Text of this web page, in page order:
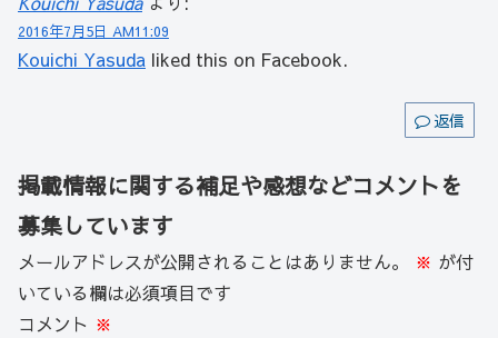
2016年7月5日 AM11:09
Kouichi Yasuda liked this on Facebook.
返信
掲載情報に関する補足や感想などコメントを
募集しています
メールアドレスが公開されることはありません。 ※ が付
いている欄は必須項目です
コメント ※